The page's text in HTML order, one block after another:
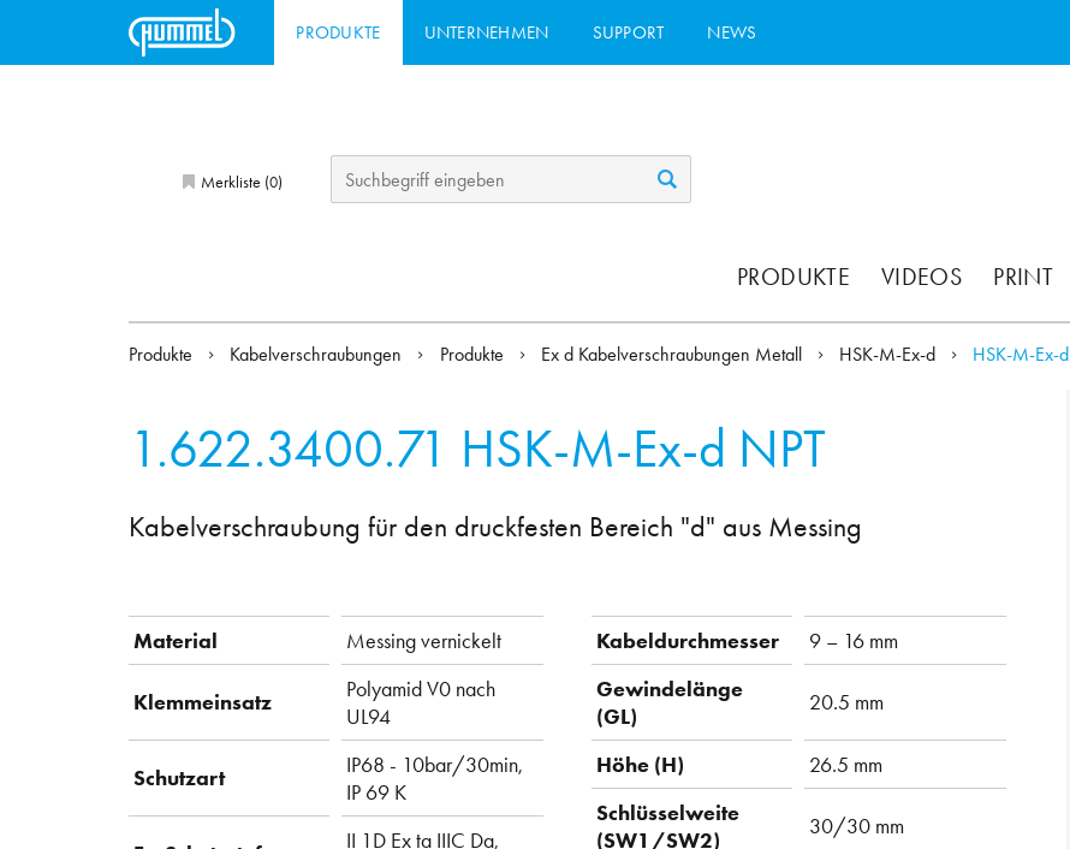
PRODUKTE UNTERNEHMEN SUPPORT NEWS
Merkliste (0)
PRODUKTE VIDEOS PRINT
Produkte Kabelverschraubungen Produkte Ex d Kabelverschraubungen Metall HSK-M-Ex-d HSK-M-Ex-d
1.622.3400.71 HSK-M-Ex-d NPT
Kabelverschraubung für den druckfesten Bereich "d" aus Messing
Material Messing vernickelt
Klemmeinsatz
Polyamid V0 nach
UL94
Schutzart
IP68 - 10bar/30min,
IP 69 K
II 1D Ex ta IIIC Da,
Kabeldurchmesser
9 – 16 mm
Gewindelänge
(GL)
20.5 mm
Höhe (H)
26.5 mm
Schlüsselweite
(SW1/SW2)
30/30 mm